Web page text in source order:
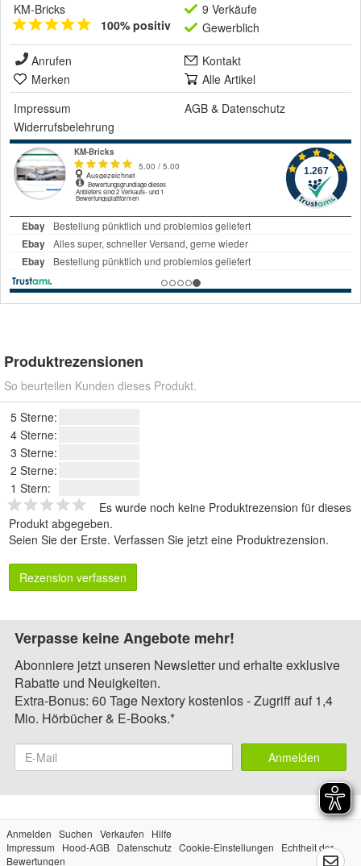
KM-Bricks
100% positiv
9 Verkäufe
Gewerblich
Anrufen
Kontakt
Merken
Alle Artikel
Impressum
AGB & Datenschutz
Widerrufsbelehrung
Produktrezensionen
So beurteilen Kunden dieses Produkt.
5 Sterne:
4 Sterne:
3 Sterne:
2 Sterne:
1 Stern:
Es wurde noch keine Produktrezension für dieses
Produkt abgegeben.
Seien Sie der Erste. Verfassen Sie jetzt eine Produktrezension.
Rezension verfassen
Verpasse keine Angebote mehr!
Abonniere jetzt unseren Newsletter und erhalte exklusive
Rabatte und Neuigkeiten.
Extra-Bonus: 60 Tage Nextory kostenlos - Zugriff auf 1,4
Mio. Hörbücher & E-Books.*
Anmelden
Anmelden Suchen Verkaufen
Hilfe
Impressum
Hood-AGB Datenschutz Cookie-Einstellungen
Echtheit der
Bewertungen